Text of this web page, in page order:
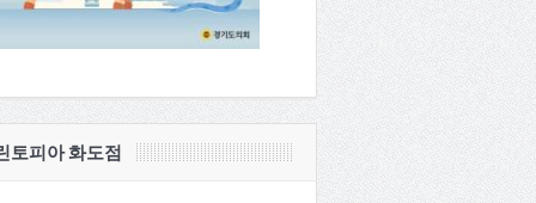
토피아 화도점